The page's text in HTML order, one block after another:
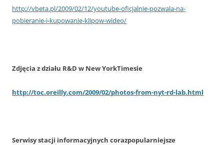
http://vbeta.pl/2009/02/12/youtube-oficjalnie-pozwala-na-
pobieranie-i-kupowanie-klipow-wideo/
Zdjęcia z działu R&D w New YorkTimesie
http://toc.oreilly.com/2009/02/photos-from-nyt-rd-lab.html
Serwisy stacji informacyjnych corazpopularniejsze